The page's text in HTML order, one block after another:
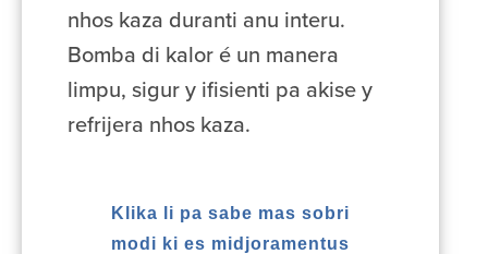
nhos kaza duranti anu interu.
Bomba di kalor é un manera
limpu, sigur y ifisienti pa akise y
refrijera nhos kaza.
Klika li pa sabe mas sobri
modi ki es midjoramentus